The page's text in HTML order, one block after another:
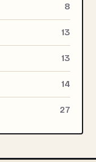
8
13
13
14
27